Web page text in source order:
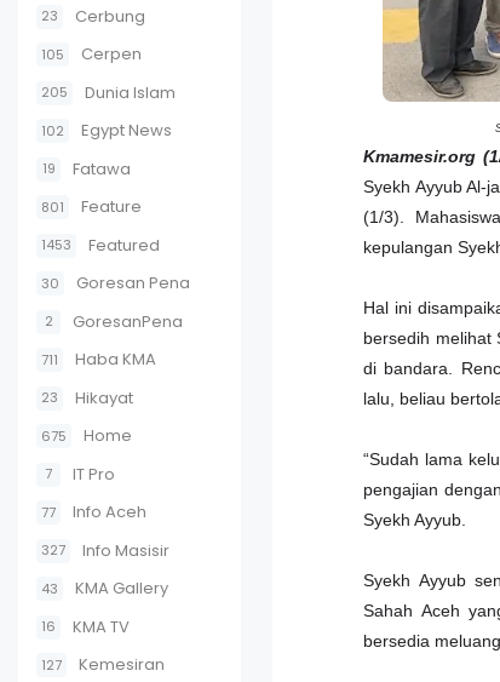
23 Cerbung
105 Cerpen
205 Dunia Islam
102 Egypt News
19 Fatawa
801 Feature
1453 Featured
30 Goresan Pena
2 GoresanPena
711 Haba KMA
23 Hikayat
675 Home
7 IT Pro
77 Info Aceh
327 Info Masisir
43 KMA Gallery
16 KMA TV
127 Kemesiran
Kmamesir.org
Syekh Ayyub Al-
(1/3).
kepulangan
Hal ini
bersedih melihat
di bandara.
lalu, beliau
“Sudah lama
pengajian
Syekh Ayyub.
Syekh Ayyub
Sahah Aceh
bersedia